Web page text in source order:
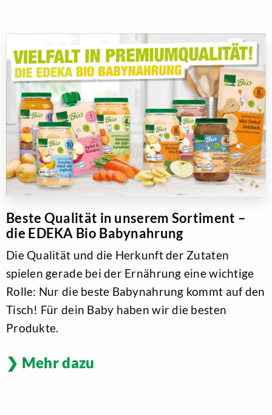
Beste Qualität in unserem Sortiment –
die EDEKA Bio Babynahrung
Die Qualität und die Herkunft der Zutaten
spielen gerade bei der Ernährung eine wichtige
Rolle: Nur die beste Babynahrung kommt auf den
Tisch! Für dein Baby haben wir die besten
Produkte.
Mehr dazu